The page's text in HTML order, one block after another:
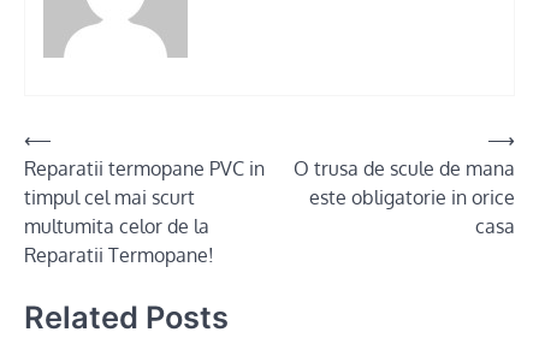
Post
navigation
⟵
Reparatii termopane PVC in
timpul cel mai scurt
multumita celor de la
Reparatii Termopane!
O trusa de scule de mana
este obligatorie in orice
casa
⟶
Related Posts